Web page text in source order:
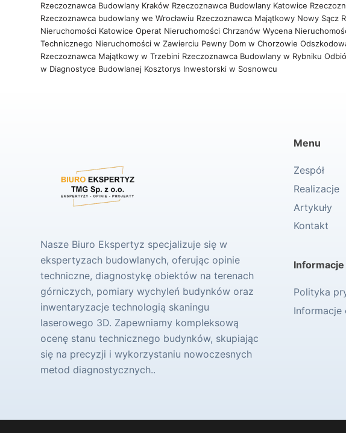
Rzeczoznawca Budowlany Kraków Rzeczoznawca Budowlany Katowice
Rzeczoznawca budowlany we Wrocławiu Rzeczoznawca Majątkowy Nowy Sącz
Nieruchomości Katowice Operat Nieruchomości Chrzanów Wycena
Technicznego Nieruchomości w Zawierciu Pewny Dom w Chorzowie
Rzeczoznawca Majątkowy w Trzebini Rzeczoznawca Budowlany w Rybniku
w Diagnostyce Budowlanej Kosztorys Inwestorski w Sosnowcu
Nasze Biuro Ekspertyz specjalizuje się w
ekspertyzach budowlanych, oferując opinie
techniczne, diagnostykę obiektów na terenach
górniczych, pomiary wychyleń budynków oraz
inwentaryzacje technologią skaningu
laserowego 3D. Zapewniamy kompleksową
ocenę stanu technicznego budynków, skupiając
się na precyzji i wykorzystaniu nowoczesnych
metod diagnostycznych..
Menu
Zespół
Realizacje
Artykuły
Kontakt
Polityka
Informacje